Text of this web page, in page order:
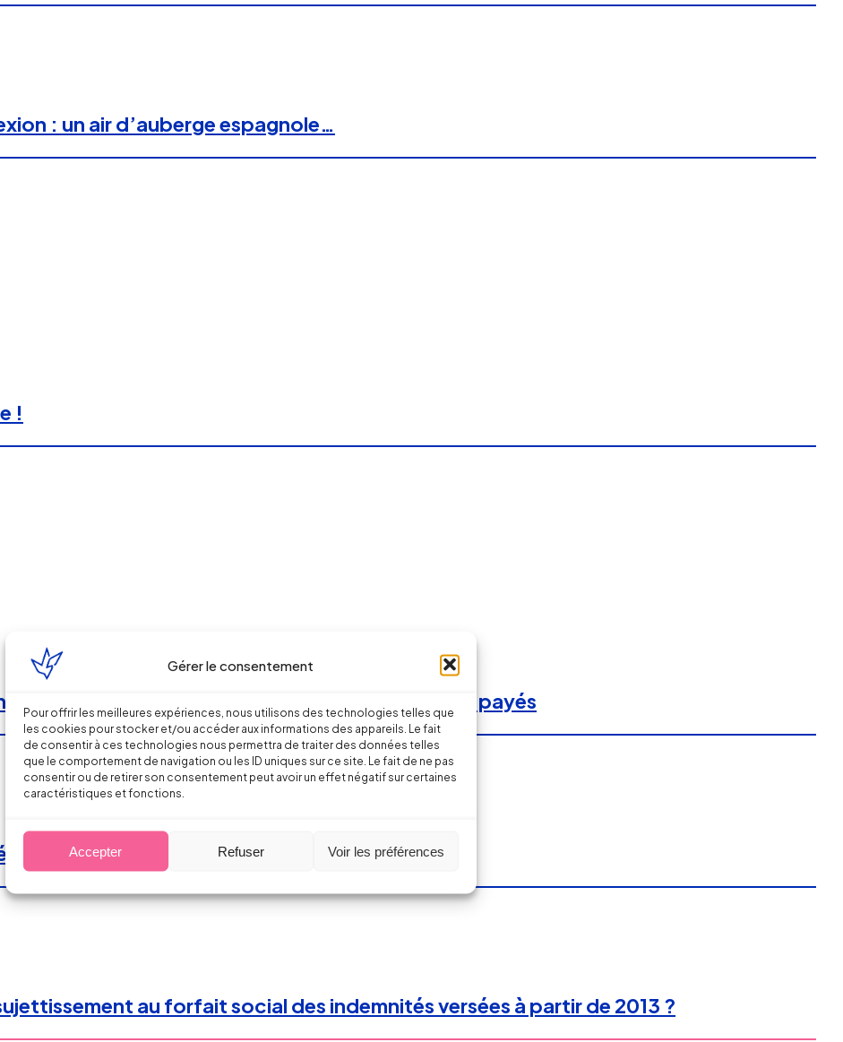
Gérer le consentement
Pour offrir les meilleures expériences, nous utilisons des technologies telles que
les cookies pour stocker et/ou accéder aux informations des appareils. Le fait
de consentir à ces technologies nous permettra de traiter des données telles
que le comportement de navigation ou les ID uniques sur ce site. Le fait de ne pas
consentir ou de retirer son consentement peut avoir un effet négatif sur certaines
caractéristiques et fonctions.
Accepter Refuser Voir les préférences
: un air d’auberge espagnole…
!
relatives aux temps de travail et aux congés payés
garde la maîtrise de ses mandats !
au forfait social des indemnités versées à partir de 2013 ?